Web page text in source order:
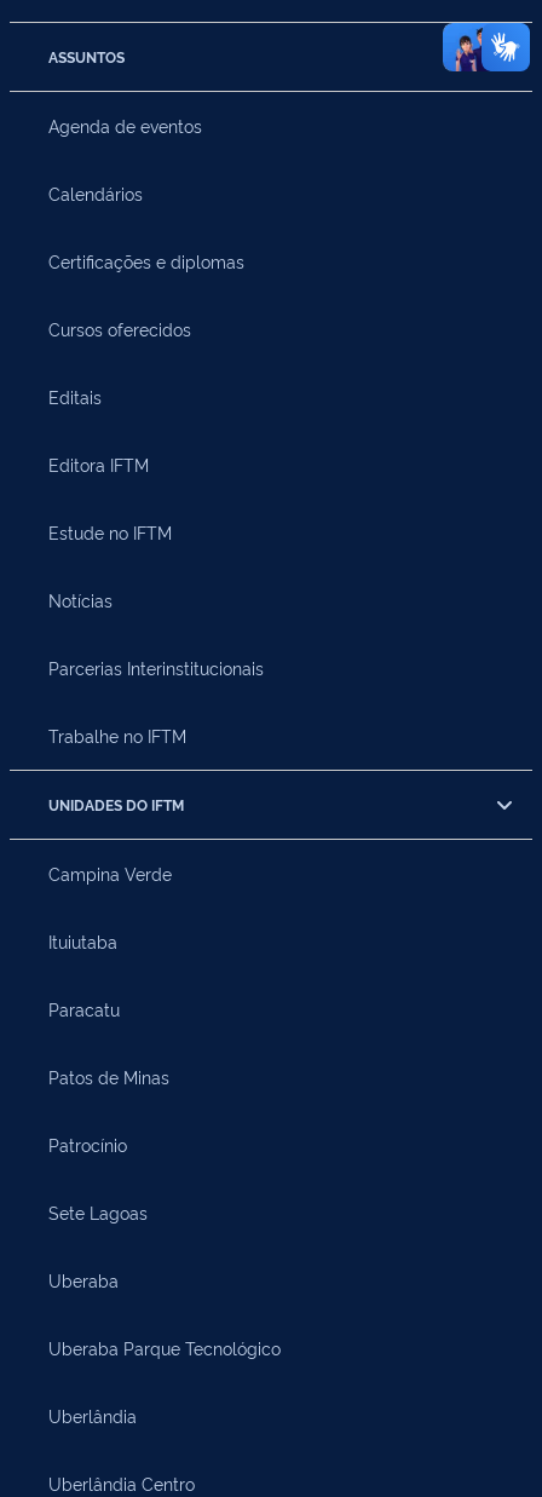
ASSUNTOS
Agenda de eventos
Calendários
Certificações e diplomas
Cursos oferecidos
Editais
Editora IFTM
Estude no IFTM
Notícias
Parcerias Interinstitucionais
Trabalhe no IFTM
UNIDADES DO IFTM
Campina Verde
Ituiutaba
Paracatu
Patos de Minas
Patrocínio
Sete Lagoas
Uberaba
Uberaba Parque Tecnológico
Uberlândia
Uberlândia Centro